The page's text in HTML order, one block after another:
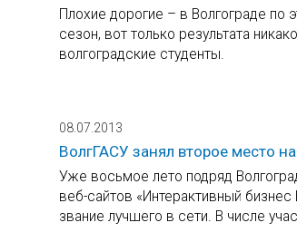
Плохие дорогие – в Волгограде
сезон, вот только результата
волгоградские студенты.
08.07.2013
ВолгГАСУ занял второе место
Уже восьмое лето подряд
веб-сайтов «Интерактивный
звание лучшего в сети. В числе